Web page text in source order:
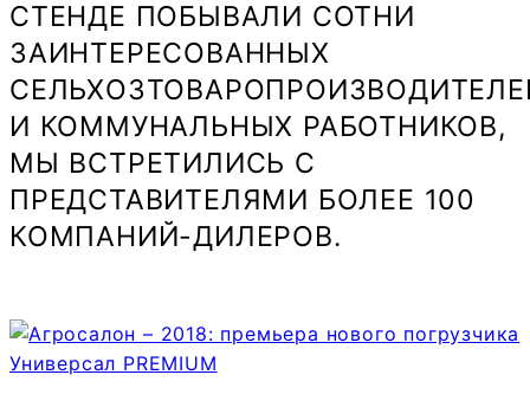
СТЕНДЕ ПОБЫВАЛИ СОТНИ
ЗАИНТЕРЕСОВАННЫХ
И КОММУНАЛЬНЫХ РАБОТНИКОВ,
МЫ ВСТРЕТИЛИСЬ С
ПРЕДСТАВИТЕЛЯМИ БОЛЕЕ 100
КОМПАНИЙ-ДИЛЕРОВ.